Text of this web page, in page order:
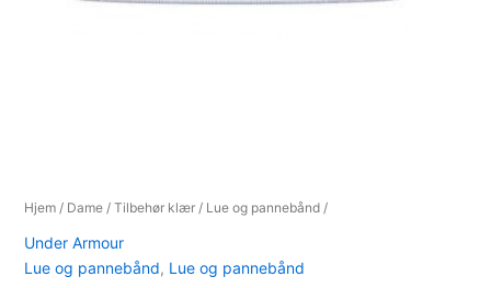
Hjem / Dame /Tilbehør klær / Lue og pannebånd /
Under Armour
Lue og pannebånd, Lue og pannebånd